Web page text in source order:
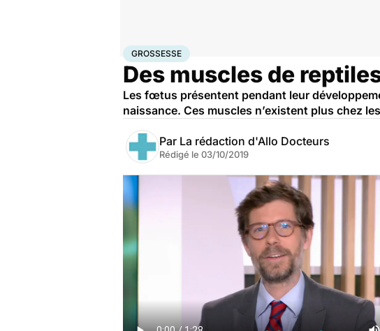
AccueilFamilleGrossesse
GROSSESSE
Des muscles de
Les fœtus présentent pendant leur
naissance. Ces muscles n’existent plus chez
Par La rédaction d'Allo Docteurs
Rédigé le 03/10/2019